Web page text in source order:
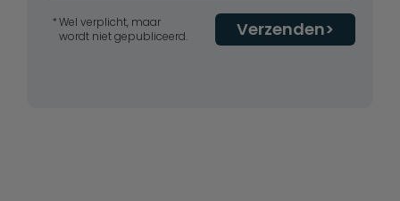
Verzenden
Wel verplicht, maar
wordt niet gepubliceerd.